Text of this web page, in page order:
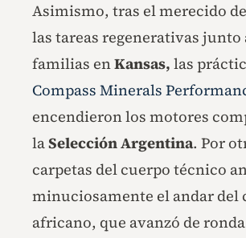
Asimismo, tras el merecido
las tareas regenerativas junto
familias enKansas, las
Compass Minerals
encendieron los motores
laSelección Argentina. Por
carpetas del cuerpo técnico
minuciosamente el andar del
africano, que avanzó de